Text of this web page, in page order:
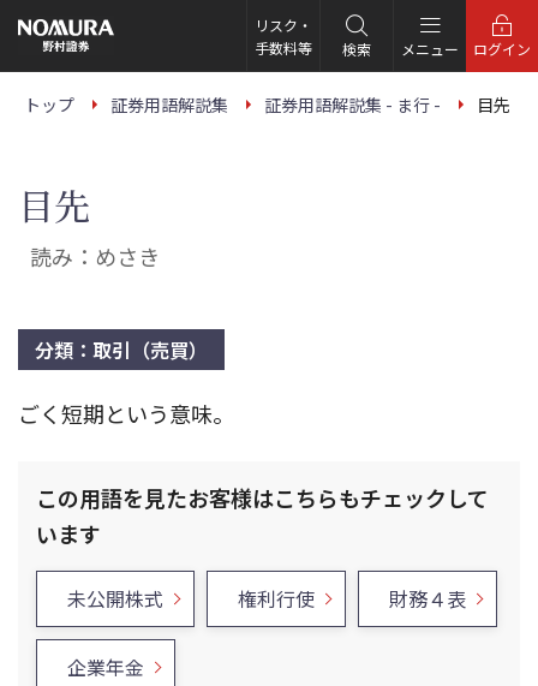
の
ー
リスク・
手数料等
検索 メニュー ログイン
トップ 証券用語解説集 証券用語解説集 - ま行 - 目先
目先
読み：めさき
分類：取引（売買）
ごく短期という意味。
この用語を見たお客様はこちらもチェックして
います
未公開株式 権利行使 財務４表
企業年金